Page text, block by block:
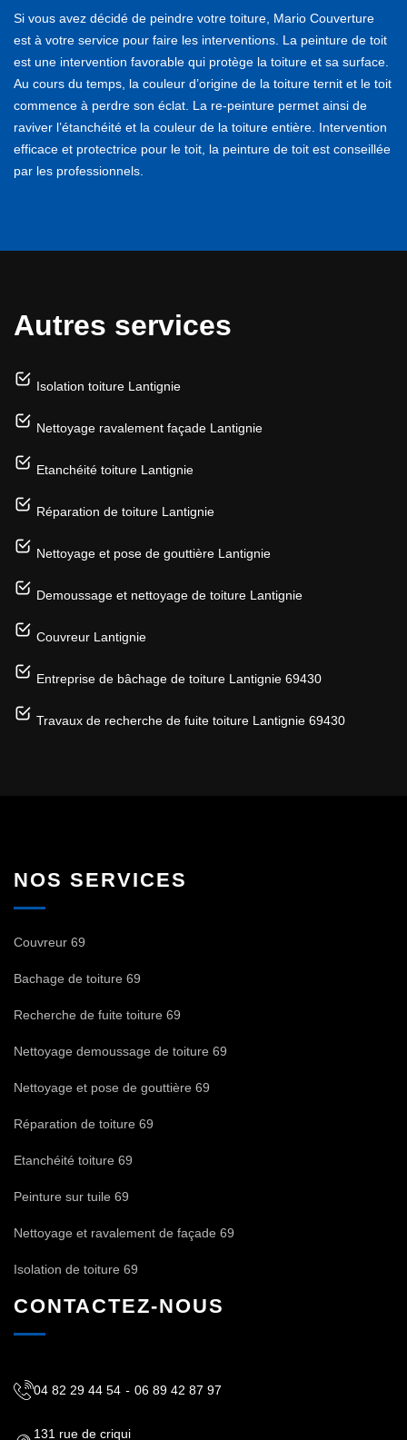
Si vous avez décidé de peindre votre toiture, Mario Couverture
est à votre service pour faire les interventions. La peinture de toit
est une intervention favorable qui protège la toiture et sa surface.
Au cours du temps, la couleur d’origine de la toiture ternit et le toit
commence à perdre son éclat. La re-peinture permet ainsi de
raviver l’étanchéité et la couleur de la toiture entière. Intervention
efficace et protectrice pour le toit, la peinture de toit est conseillée
par les professionnels.
Autres services
Isolation toiture Lantignie
Nettoyage ravalement façade Lantignie
Etanchéité toiture Lantignie
Réparation de toiture Lantignie
Nettoyage et pose de gouttière Lantignie
Demoussage et nettoyage de toiture Lantignie
Couvreur Lantignie
Entreprise de bâchage de toiture Lantignie 69430
Travaux de recherche de fuite toiture Lantignie 69430
NOS SERVICES
Couvreur 69
Bachage de toiture 69
Recherche de fuite toiture 69
Nettoyage demoussage de toiture 69
Nettoyage et pose de gouttière 69
Réparation de toiture 69
Etanchéité toiture 69
Peinture sur tuile 69
Nettoyage et ravalement de façade 69
Isolation de toiture 69
CONTACTEZ-NOUS
04 82 29 44 54 - 06 89 42 87 97
131 rue de criqui